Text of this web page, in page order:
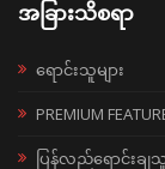
အခြားသိစရာ
ရောင်းသူများ
PREMIUM
ပြန်လည်ရောင်းချသူ